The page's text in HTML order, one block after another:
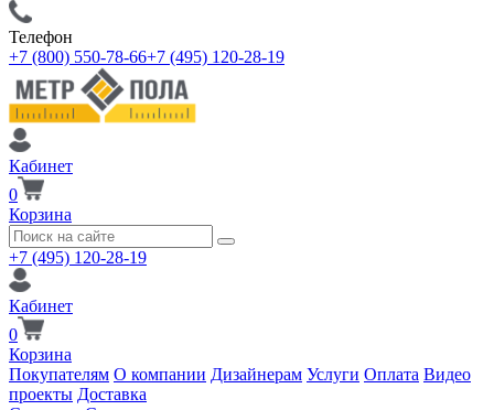
Телефон
+7 (800) 550-78-66+7 (495) 120-28-19
Кабинет
0
Корзина
+7 (495) 120-28-19
Кабинет
0
Корзина
Покупателям О компании Дизайнерам Услуги Оплата Видео
проекты Доставка